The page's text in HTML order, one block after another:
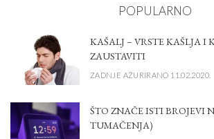
POPULARNO
KAŠALJ – VRSTE KAŠLJA I
ZAUSTAVITI
ZADNJE AŽURIRANO 11.02.2020.
ŠTO ZNAČE ISTI BROJEVI
TUMAČENJA)